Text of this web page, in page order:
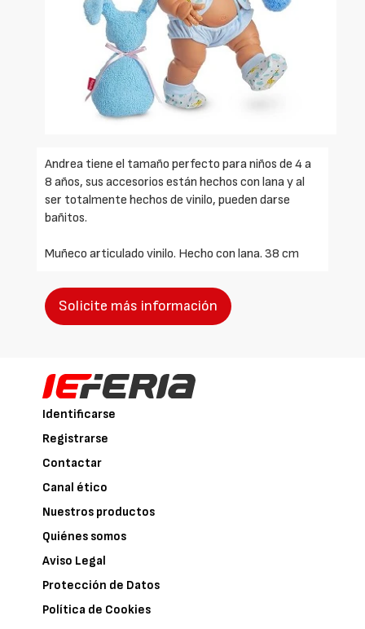
Andrea tiene el tamaño perfecto para niños de 4 a
8 años, sus accesorios están hechos con lana y al
ser totalmente hechos de vinilo, pueden darse
bañitos.
Muñeco articulado vinilo. Hecho con lana. 38 cm
Solicite más información
Identificarse
Registrarse
Contactar
Canal ético
Nuestros productos
Quiénes somos
Aviso Legal
Protección de Datos
Política de Cookies